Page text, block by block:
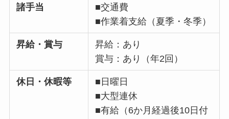
諸手当
■交通費
■作業着支給（夏季・冬季）
昇給・賞与
昇給：あり
賞与：あり（年2回）
休日・休暇等
■日曜日
■大型連休
■有給（6か月経過後10日付